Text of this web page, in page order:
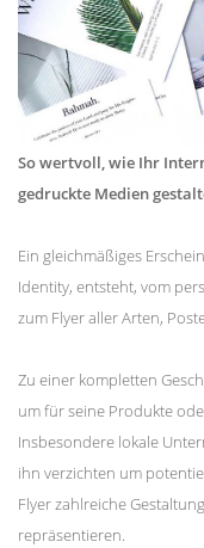
So wertvoll, wie Ihr
gedruckte Medien
Ein gleichmäßiges
Identity, entsteht, vom
zum Flyer aller Arten,
Zu einer kompletten
um für seine Produkte
Insbesondere lokale
ihn verzichten um
Flyer zahlreiche
repräsentieren.